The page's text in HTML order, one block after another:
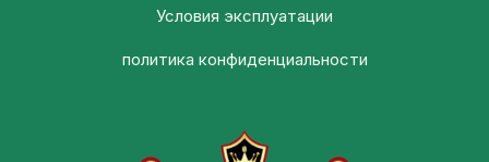
Условия эксплуатации
политика конфиденциальности